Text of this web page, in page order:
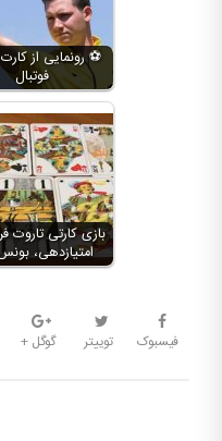
⚽️ رونمایی از
فوتبال
بازی کارتی تاروت
امتیازدهی،
فیسبوک توییتر گوگل +